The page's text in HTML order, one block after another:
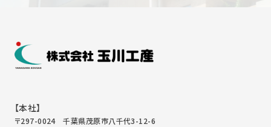
【本社】
〒297-0024 千葉県茂原市八千代3-12-6